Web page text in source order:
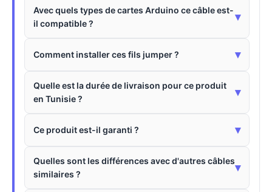
Avec quels types de cartes Arduino ce câble est-
il compatible ?
▾
Comment installer ces fils jumper ? ▾
Quelle est la durée de livraison pour ce produit
en Tunisie ?
▾
Ce produit est-il garanti ? ▾
Quelles sont les différences avec d'autres câbles
similaires ?
▾